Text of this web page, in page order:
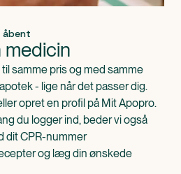
åbent
medicin
samme pris og med samme
- lige når det passer dig.
opret en profil på Mit Apopro.
du logger ind, beder vi også
dit CPR-nummer
og læg din ønskede